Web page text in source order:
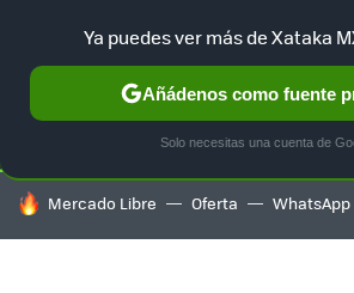
SELECCIÓN GAMING HOME
HOY SE HABLA DE
Mercado Libre Oferta WhatsApp
Ya puedes ver más de Xataka
Añádenos como fuente
Solo necesitas una cuenta de